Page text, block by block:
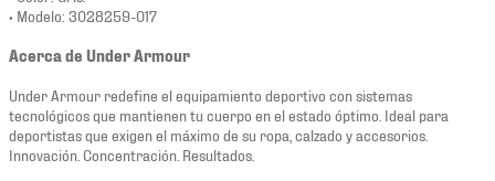
• Modelo: 3028259-017
Acerca de Under Armour
Under Armour redefine el equipamiento deportivo con sistemas
tecnológicos que mantienen tu cuerpo en el estado óptimo. Ideal para
deportistas que exigen el máximo de su ropa, calzado y accesorios.
Innovación. Concentración. Resultados.